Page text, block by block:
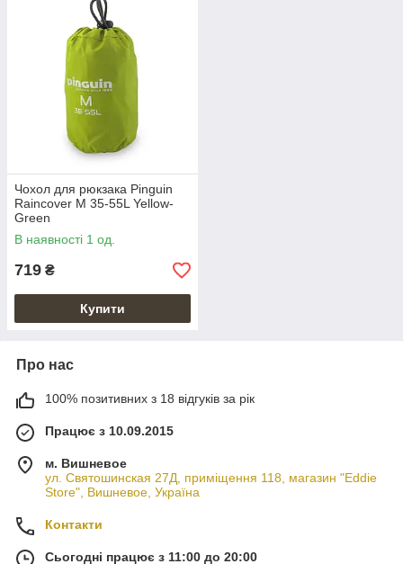
Чохол для рюкзака Pinguin
Raincover M 35-55L Yellow-
Green
В наявності 1 од.
719 ₴
Купити
Про нас
100% позитивних з 18 відгуків за рік
Працює з 10.09.2015
м. Вишневое
ул. Святошинская 27Д, приміщення 118, магазин "Eddie
Store", Вишневое, Україна
Контакти
Сьогодні працює з 11:00 до 20:00